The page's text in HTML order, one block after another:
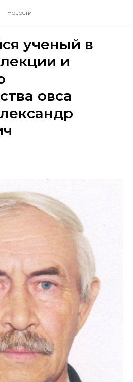
Новости
ученый в
и
овса